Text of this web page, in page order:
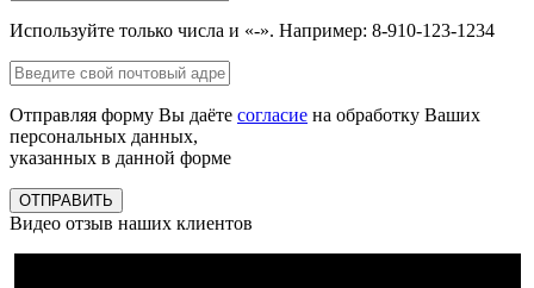
Используйте только числа и «-». Например: 8-910-123-1234
Отправляя форму Вы даёте согласие на обработку Ваших
персональных данных,
указанных в данной форме
ОТПРАВИТЬ
Видео отзыв наших клиентов